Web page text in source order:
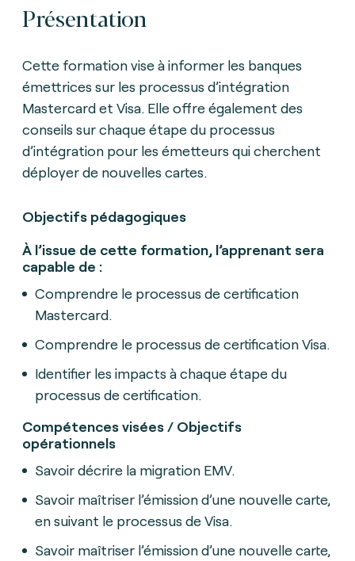
Présentation
Cette formation vise à informer les banques
émettrices sur les processus d’intégration
Mastercard et Visa. Elle offre également des
conseils sur chaque étape du processus
d’intégration pour les émetteurs qui cherchent
déployer de nouvelles cartes.
Objectifs pédagogiques
À l’issue de cette formation, l’apprenant sera
capable de :
Comprendre le processus de certification
Mastercard.
Comprendre le processus de certification Visa.
Identifier les impacts à chaque étape du
processus de certification.
Compétences visées / Objectifs
opérationnels
Savoir décrire la migration EMV.
Savoir maîtriser l’émission d’une nouvelle carte,
en suivant le processus de Visa.
Savoir maîtriser l’émission d’une nouvelle carte,